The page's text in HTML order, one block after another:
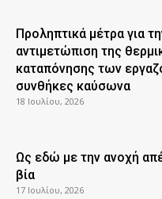
Προληπτικά μέτρα για
αντιμετώπιση της
καταπόνησης των
συνθήκες καύσωνα
18 Ιουλίου, 2026
Ως εδώ με την ανοχή
βία
17 Ιουλίου, 2026